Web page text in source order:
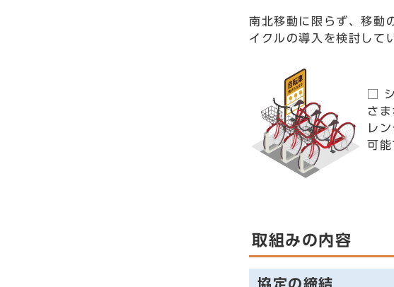
南北移動に限らず、移動
イクルの導入を検討して
□
さ
レ
可能
取組みの内容
協定の締結